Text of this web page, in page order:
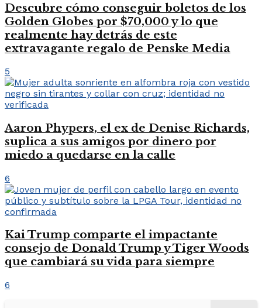
Descubre cómo conseguir boletos de los
Golden Globes por $70,000 y lo que
realmente hay detrás de este
extravagante regalo de Penske Media
5
Aaron Phypers, el ex de Denise Richards,
suplica a sus amigos por dinero por
miedo a quedarse en la calle
6
Kai Trump comparte el impactante
consejo de Donald Trump y Tiger Woods
que cambiará su vida para siempre
6